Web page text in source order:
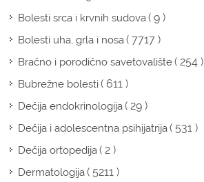
Bolesti srca i krvnih sudova( 9 )
Bolesti uha, grla i nosa( 7717 )
Bračno i porodično savetovalište( 254 )
Bubrežne bolesti( 611 )
Dečija endokrinologija( 29 )
Dečija i adolescentna psihijatrija( 531 )
Dečija ortopedija( 2 )
Dermatologija( 5211 )